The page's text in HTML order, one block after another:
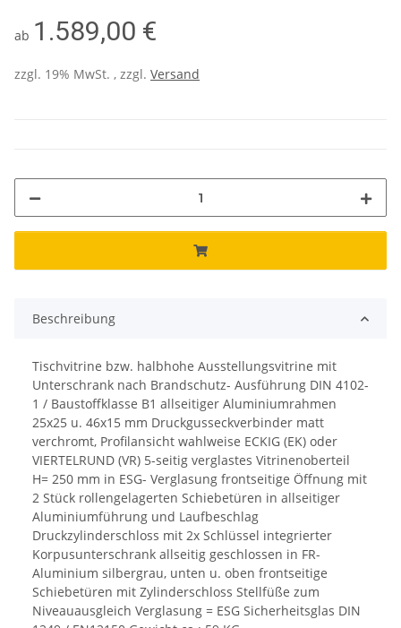
ab 1.589,00 €
zzgl. 19% MwSt. , zzgl. Versand
Beschreibung
Tischvitrine bzw. halbhohe Ausstellungsvitrine mit
Unterschrank nach Brandschutz- Ausführung DIN 4102-
1 / Baustoffklasse B1 allseitiger Aluminiumrahmen
25x25 u. 46x15 mm Druckgusseckverbinder matt
verchromt, Profilansicht wahlweise ECKIG (EK) oder
VIERTELRUND (VR) 5-seitig verglastes Vitrinenoberteil
H= 250 mm in ESG- Verglasung frontseitige Öffnung mit
2 Stück rollengelagerten Schiebetüren in allseitiger
Aluminiumführung und Laufbeschlag
Druckzylinderschloss mit 2x Schlüssel integrierter
Korpusunterschrank allseitig geschlossen in FR-
Aluminium silbergrau, unten u. oben frontseitige
Schiebetüren mit Zylinderschloss Stellfüße zum
Niveauausgleich Verglasung = ESG Sicherheitsglas DIN